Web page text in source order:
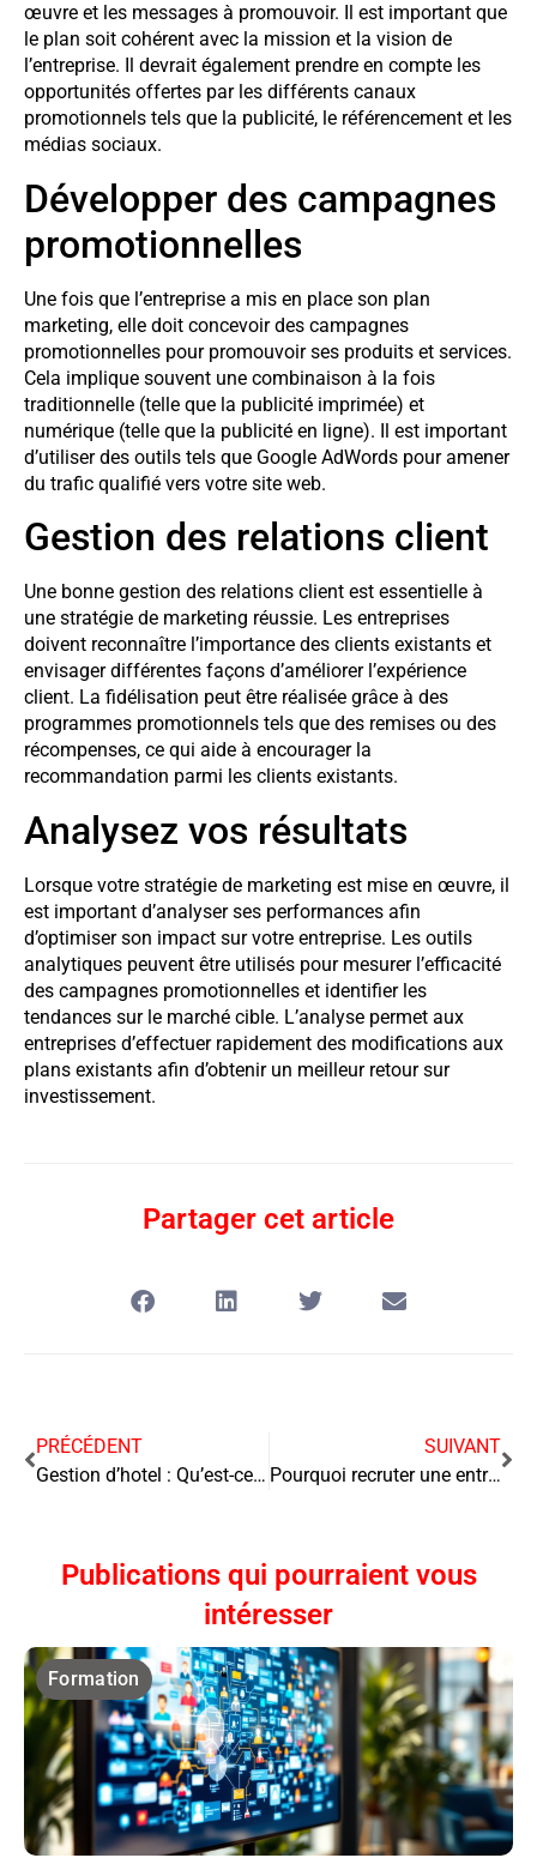
œuvre et les messages à promouvoir. Il est important que
le plan soit cohérent avec la mission et la vision de
l’entreprise. Il devrait également prendre en compte les
opportunités offertes par les différents canaux
promotionnels tels que la publicité, le référencement et les
médias sociaux.
Développer des campagnes
promotionnelles
Une fois que l’entreprise a mis en place son plan
marketing, elle doit concevoir des campagnes
promotionnelles pour promouvoir ses produits et services.
Cela implique souvent une combinaison à la fois
traditionnelle (telle que la publicité imprimée) et
numérique (telle que la publicité en ligne). Il est important
d’utiliser des outils tels que Google AdWords pour amener
du trafic qualifié vers votre site web.
Gestion des relations client
Une bonne gestion des relations client est essentielle à
une stratégie de marketing réussie. Les entreprises
doivent reconnaître l’importance des clients existants et
envisager différentes façons d’améliorer l’expérience
client. La fidélisation peut être réalisée grâce à des
programmes promotionnels tels que des remises ou des
récompenses, ce qui aide à encourager la
recommandation parmi les clients existants.
Analysez vos résultats
Lorsque votre stratégie de marketing est mise en œuvre, il
est important d’analyser ses performances afin
d’optimiser son impact sur votre entreprise. Les outils
analytiques peuvent être utilisés pour mesurer l’efficacité
des campagnes promotionnelles et identifier les
tendances sur le marché cible. L’analyse permet aux
entreprises d’effectuer rapidement des modifications aux
plans existants afin d’obtenir un meilleur retour sur
investissement.
Partager cet article
PRÉCÉDENT
Gestion d’hotel : Qu’est-ce qu’il vous faut savoir ?
SUIVANT
Pourquoi recruter une entreprise de nettoyage professionnel ?
Publications qui pourraient vous
intéresser
Formation